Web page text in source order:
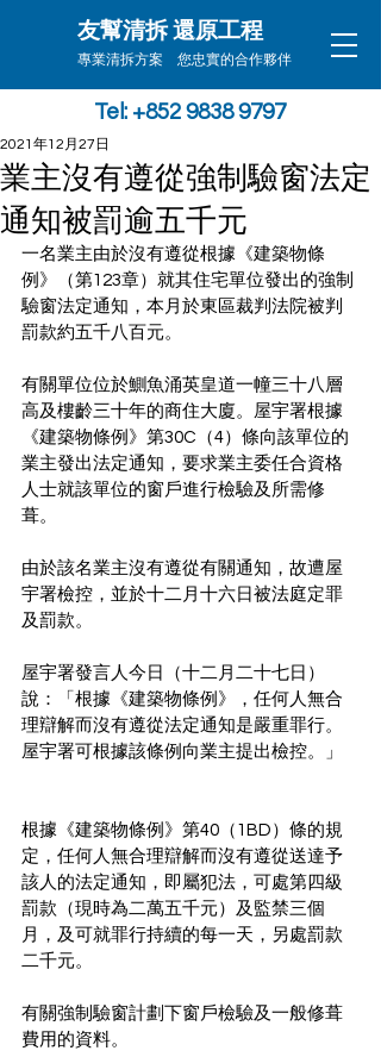
友幫清拆 還原工程
專業清拆方案 您忠實的合作夥伴
Tel: +852 9838 9797
業主沒有遵從強制驗窗法定
通知被罰逾五千元
2021年12月27日
一名業主由於沒有遵從根據《建築物條
例》（第123章）就其住宅單位發出的強制
驗窗法定通知，本月於東區裁判法院被判
罰款約五千八百元。
有關單位位於鰂魚涌英皇道一幢三十八層
高及樓齡三十年的商住大廈。屋宇署根據
《建築物條例》第30C（4）條向該單位的
業主發出法定通知，要求業主委任合資格
人士就該單位的窗戶進行檢驗及所需修
葺。
由於該名業主沒有遵從有關通知，故遭屋
宇署檢控，並於十二月十六日被法庭定罪
及罰款。
屋宇署發言人今日（十二月二十七日）
說：「根據《建築物條例》，任何人無合
理辯解而沒有遵從法定通知是嚴重罪行。
屋宇署可根據該條例向業主提出檢控。」
根據《建築物條例》第40（1BD）條的規
定，任何人無合理辯解而沒有遵從送達予
該人的法定通知，即屬犯法，可處第四級
罰款（現時為二萬五千元）及監禁三個
月，及可就罪行持續的每一天，另處罰款
二千元。
有關強制驗窗計劃下窗戶檢驗及一般修葺
費用的資料。